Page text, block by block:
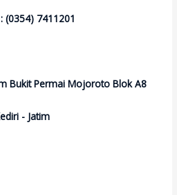
(0354) 7411201
Bukit Permai Mojoroto Blok A8
- Jatim